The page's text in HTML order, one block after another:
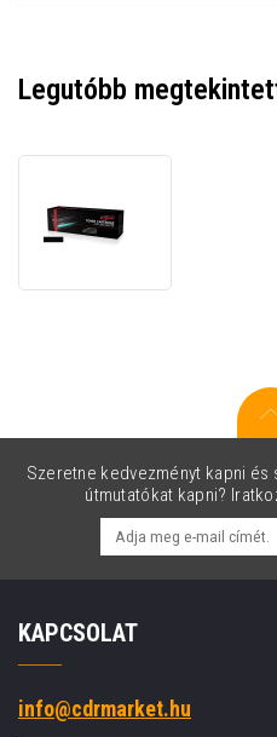
Legutóbb
a
Szeretne kedvezményt kapni
útmutatókat kapni?
KAPCSOLAT
info@cdrmarket.hu